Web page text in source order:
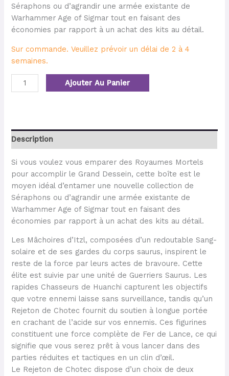
Séraphons ou d’agrandir une armée existante de
Warhammer Age of Sigmar tout en faisant des
économies par rapport à un achat des kits au détail.
Sur commande. Veuillez prévoir un délai de 2 à 4
semaines.
Ajouter Au Panier
Description
Si vous voulez vous emparer des Royaumes Mortels
pour accomplir le Grand Dessein, cette boîte est le
moyen idéal d’entamer une nouvelle collection de
Séraphons ou d’agrandir une armée existante de
Warhammer Age of Sigmar tout en faisant des
économies par rapport à un achat des kits au détail.
Les Mâchoires d’Itzl, composées d’un redoutable Sang-
solaire et de ses gardes du corps saurus, inspirent le
reste de la force par leurs actes de bravoure. Cette
élite est suivie par une unité de Guerriers Saurus. Les
rapides Chasseurs de Huanchi capturent les objectifs
que votre ennemi laisse sans surveillance, tandis qu’un
Rejeton de Chotec fournit du soutien à longue portée
en crachant de l’acide sur vos ennemis. Ces figurines
constituent une force complète de Fer de Lance, ce qui
signifie que vous serez prêt à vous lancer dans des
parties réduites et tactiques en un clin d’œil.
Le Rejeton de Chotec dispose d’un choix de deux